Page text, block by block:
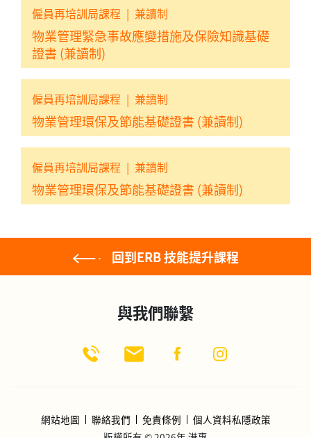
僱員再培訓局課程 | 兼讀制
物業管理緊急事故應變措施及保險知識基礎
證書 (兼讀制)
僱員再培訓局課程 | 兼讀制
物業管理環保及節能基礎證書 (兼讀制)
僱員再培訓局課程 | 兼讀制
物業管理環保及節能基礎證書 (兼讀制)
回到ERB 技能提升課程
與我們聯繫
網站地圖 聯絡我們 免責條例
個人資料私隱政策